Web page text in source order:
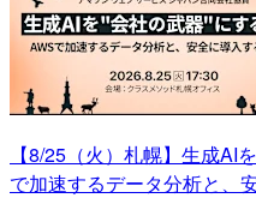
【8/25（火）札幌】生成AI
で加速するデータ分析と、